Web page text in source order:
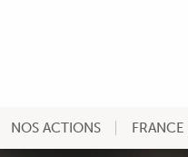
NOS ACTIONS